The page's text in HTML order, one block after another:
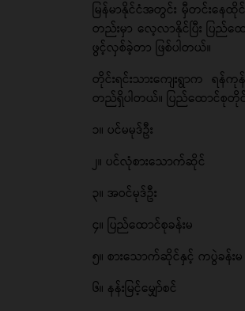
မြန်မာနိုင်ငံအတွင်း မှီတင်းန
တည်းမှာ လေ့လာနိုင်ပြီး ပြည်ထ
ဖွင့်လှစ်ခဲ့တာ ဖြစ်ပါတယ်။
တိုင်းရင်းသားကျေးရွာက ရ
တည်ရှိပါတယ်။ ပြည်ထောင်စုတိုင်
၁။ ပင်မမုဒ်ဦး
၂။ ပင်လုံစားသောက်ဆိုင်
၃။ အဝင်မုဒ်ဦး
၄။ ပြည်ထောင်စုခန်းမ
၅။ စားသောက်ဆိုင်နှင့် ကပွဲခန်းမ
၆။ နန်းမြင့်မျှော်စင်